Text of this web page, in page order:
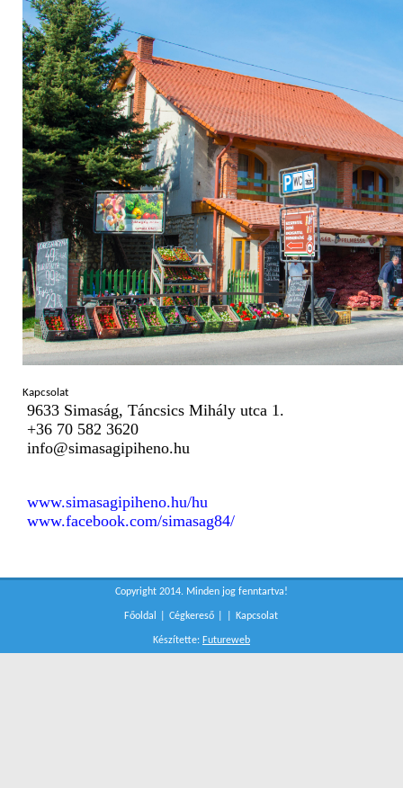
Kapcsolat
9633 Simaság, Táncsics Mihály utca 1.
+36 70 582 3620
info@simasagipiheno.hu
www.simasagipiheno.hu/hu
www.facebook.com/simasag84/
Copyright 2014. Minden jog fenntartva!
Főoldal Cégkereső Kapcsolat
Készítette: Futureweb